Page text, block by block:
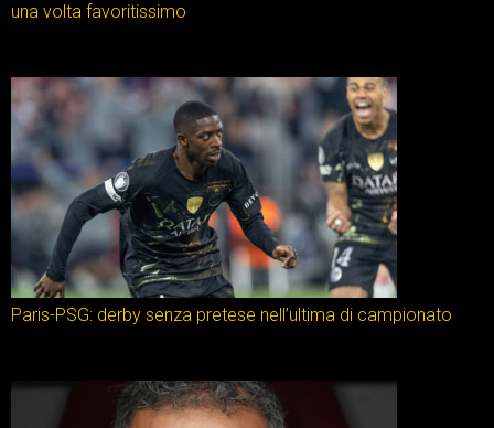
una volta favoritissimo
Paris-PSG: derby senza pretese nell’ultima di campionato